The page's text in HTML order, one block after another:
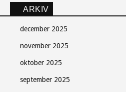
ARKIV
december 2025
november 2025
oktober 2025
september 2025